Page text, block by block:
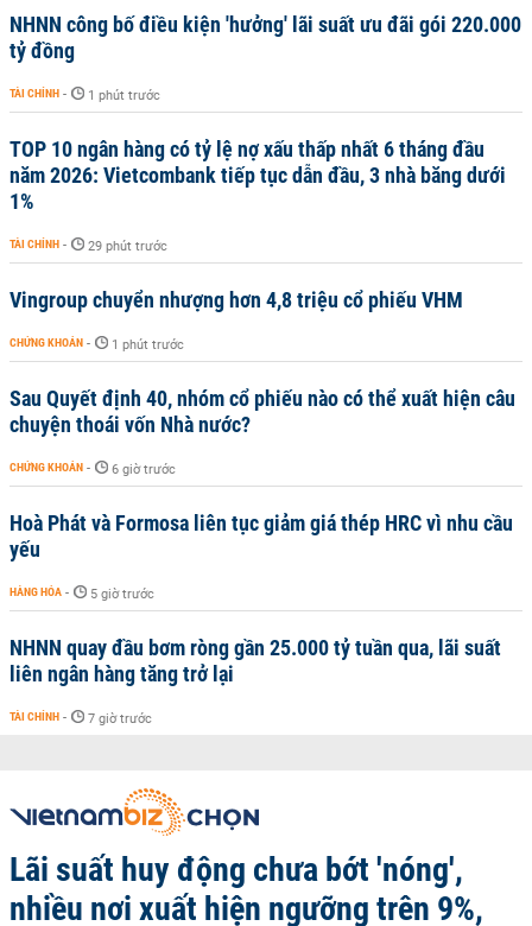
NHNN công bố điều kiện 'hưởng' lãi suất ưu đãi gói 220.000
tỷ đồng
TÀI CHÍNH - 1 phút trước
TOP 10 ngân hàng có tỷ lệ nợ xấu thấp nhất 6 tháng đầu
năm 2026: Vietcombank tiếp tục dẫn đầu, 3 nhà băng dưới
1%
TÀI CHÍNH - 29 phút trước
Vingroup chuyển nhượng hơn 4,8 triệu cổ phiếu VHM
CHỨNG KHOÁN - 1 phút trước
Sau Quyết định 40, nhóm cổ phiếu nào có thể xuất hiện câu
chuyện thoái vốn Nhà nước?
CHỨNG KHOÁN - 6 giờ trước
Hoà Phát và Formosa liên tục giảm giá thép HRC vì nhu cầu
yếu
HÀNG HÓA - 5 giờ trước
NHNN quay đầu bơm ròng gần 25.000 tỷ tuần qua, lãi suất
liên ngân hàng tăng trở lại
TÀI CHÍNH - 7 giờ trước
Lãi suất huy động chưa bớt 'nóng',
nhiều nơi xuất hiện ngưỡng trên 9%,